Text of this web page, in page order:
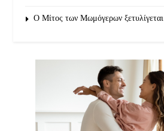
O Μίτος των Μωμόγερων ξετυλίγεται